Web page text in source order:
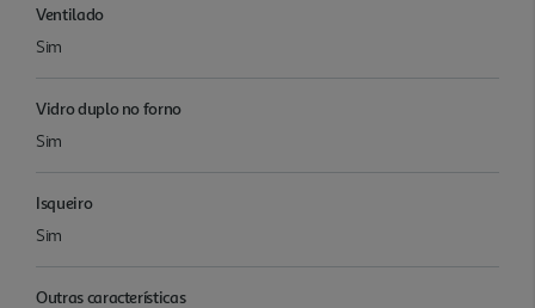
Ventilado
Sim
Vidro duplo no forno
Sim
Isqueiro
Sim
Outras características